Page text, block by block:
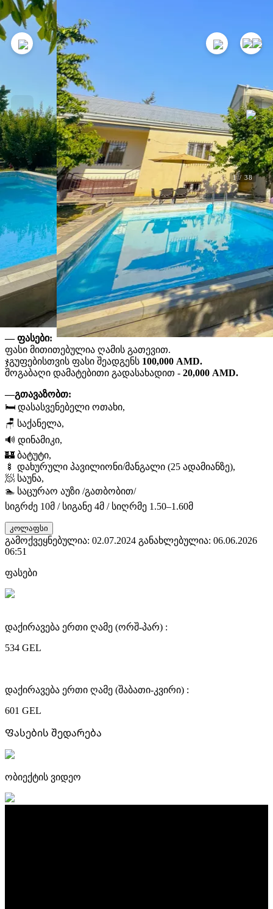
დაჯავშვნა
1/38
ᲥირავდებაSiroon Tun
Siroon Tun. ძორაღბიური, კოტაიქი
F4628აუზიალკოვეWi-Fiდინამიკები
სამზარეულო
ბრაზიერისაუნა მაცივარიკერძებიერევნის მახლობლად
ბილიარდი
კეთილი იყოს თქვენი მობრძანებაSiroon Tun -
დასასვენებელი ადგილი ძორაღბიურში🏡
— ფასები:
ფასი მითითებულია ღამის გათევით.
ჯგუფებისთვის ფასი შეადგენს 100,000 AMD.
შოგაბაღი დამატებითი გადასახადით - 20,000 AMD.
—გთავაზობთ:
🛏️ დასასვენებელი ოთახი,
🪑 საქანელა,
🔊 დინამიკი,
🏰 ბატუტი,
🍢 დახურული პავილიონი/მანგალი (25 ადამიანზე),
🧖 საუნა,
🏊 საცურაო აუზი /გათბობით/
სიგრძე 10მ / სიგანე 4მ / სიღრმე 1.50–1.60მ
კოლაფსი
გამოქვეყნებულია: 02.07.2024 განახლებულია: 06.06.2026
06:51
ფასები
დაქირავება ერთი ღამე (ორშ-პარ) :
534 GEL
დაქირავება ერთი ღამე (შაბათი-კვირი) :
601 GEL
Ფასების შედარება
ობიექტის ვიდეო